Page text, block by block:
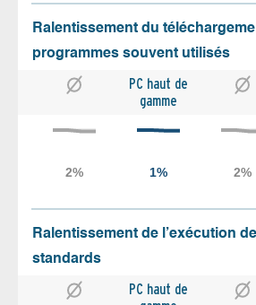
Ralentissement du
programmes souvent utilisés
PC haut de
gamme
Ralentissement de l’exécution
standards
PC haut de